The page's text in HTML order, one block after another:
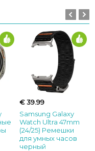
€ 39.99
Samsung Galaxy
Watch Ultra 47mm
(24/25) Ремешки
для умных часов
черный